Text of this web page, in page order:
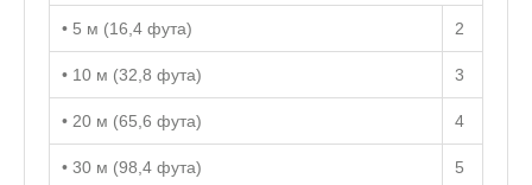
• 5 м (16,4 фута) 2
• 10 м (32,8 фута) 3
• 20 м (65,6 фута) 4
• 30 м (98,4 фута) 5